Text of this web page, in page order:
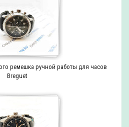
ремешка ручной работы для часов
Breguet